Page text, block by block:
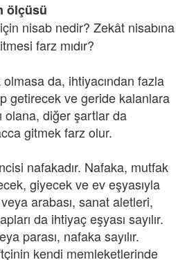
ölçüsü
nisab nedir? Zekât nisabına
farz mıdır?
da, ihtiyacından fazla
getirecek ve geride kalanlara
olana, diğer şartlar da
gitmek farz olur.
nafakadır. Nafaka, mutfak
giyecek ve ev eşyasıyla
arabası, sanat aletleri,
da ihtiyaç eşyası sayılır.
parası, nafaka sayılır.
kendi memleketlerinde